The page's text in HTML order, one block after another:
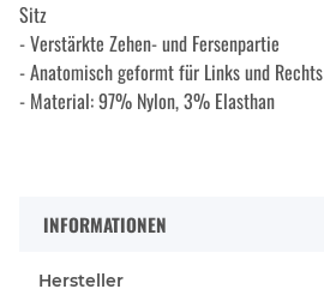
Sitz
- Verstärkte Zehen- und Fersenpartie
- Anatomisch geformt für Links und Rechts
- Material: 97% Nylon, 3% Elasthan
INFORMATIONEN
Hersteller